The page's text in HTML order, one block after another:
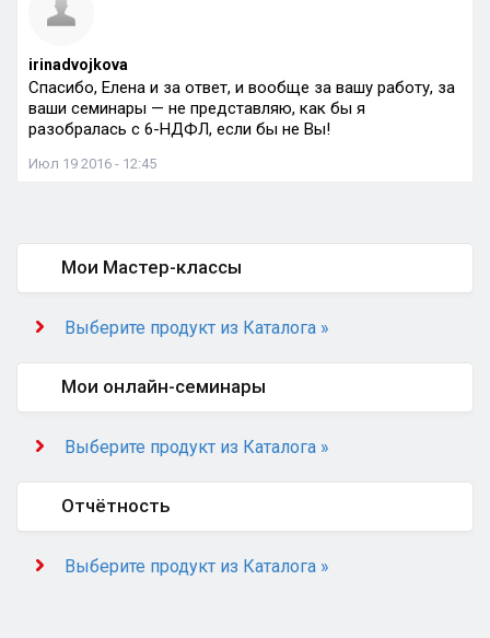
irinadvojkova
Спасибо, Елена и за ответ, и вообще за вашу работу, за
ваши семинары — не представляю, как бы я
разобралась с 6-НДФЛ, если бы не Вы!
Июл 19 2016 - 12:45
Мои Мастер-классы
Выберите продукт из Каталога »
Мои онлайн-семинары
Выберите продукт из Каталога »
Отчётность
Выберите продукт из Каталога »